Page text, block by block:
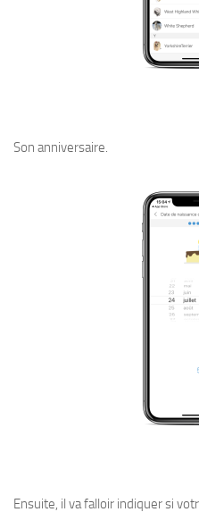
Son anniversaire.
Ensuite, il va falloir indiquer si